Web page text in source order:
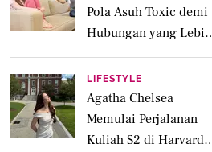
Pola Asuh Toxic demi
Hubungan yang Lebih
Sehat dengan Anak
LIFESTYLE
Agatha Chelsea
Memulai Perjalanan
Kuliah S2 di Harvard